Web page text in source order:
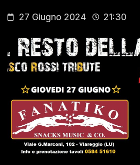
27 Giugno 2024 21:30